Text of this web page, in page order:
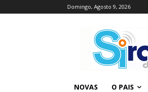
Domingo, Agosto 9, 2026
NOVAS O PAIS